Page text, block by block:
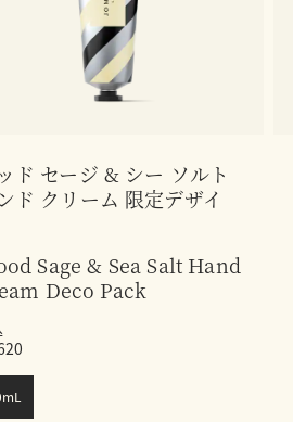
ド セージ & シー ソルト
ド クリーム 限定デザイ
Sage & Sea Salt Hand
Deco Pack